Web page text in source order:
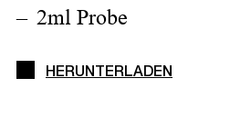
2ml Probe
HERUNTERLADEN